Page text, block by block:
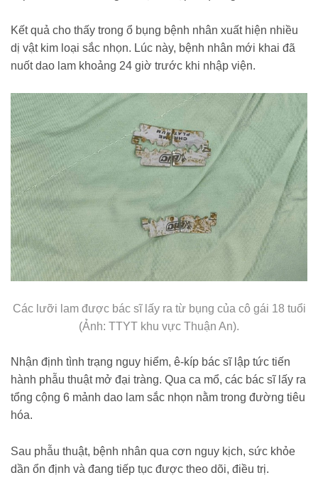
Kết quả cho thấy trong ổ bụng bệnh nhân xuất hiện nhiều
dị vật kim loại sắc nhọn. Lúc này, bệnh nhân mới khai đã
nuốt dao lam khoảng 24 giờ trước khi nhập viện.
Các lưỡi lam được bác sĩ lấy ra từ bụng của cô gái 18 tuổi
(Ảnh: TTYT khu vực Thuận An).
Nhận định tình trạng nguy hiểm, ê-kíp bác sĩ lập tức tiến
hành phẫu thuật mở đại tràng. Qua ca mổ, các bác sĩ lấy ra
tổng cộng 6 mảnh dao lam sắc nhọn nằm trong đường tiêu
hóa.
Sau phẫu thuật, bệnh nhân qua cơn nguy kịch, sức khỏe
dần ổn định và đang tiếp tục được theo dõi, điều trị.